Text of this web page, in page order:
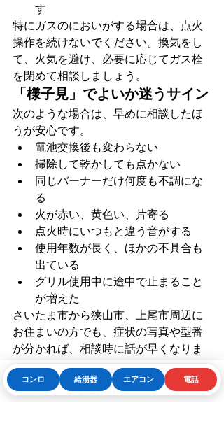
す
特にガスのにおいがする場合は、点火
操作を続けないでください。換気をし
て、火気を避け、必要に応じてガス栓
を閉めて相談しましょう。
「様子見」でよいか迷うサイン
次のような場合は、早めに相談したほ
うが安心です。
電池交換後も変わらない
掃除して乾かしても点かない
同じバーナーだけ何度も不調にな
る
火が赤い、黄色い、片寄る
点火時にいつもと違う音がする
使用年数が長く、ほかの不具合も
出ている
グリル使用中に途中で止まること
が増えた
さいたま市から狭山市、上尾市周辺に
お住まいの方でも、症状の写真や型番
が分かれば、相談時に話が早くなりま
す。無理に使い続けるより、「これは
電池で済むのか、点検が必要なのか」
を確認するほうが安心です。
Phone お問い合わせフォーム LINE
コンロ 給湯器 エアコン 電話